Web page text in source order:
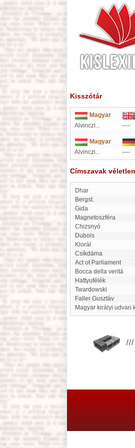
Kisszótár
Magyar
Alvinczi...
----
Magyar
Alvinczi...
----
Címszavak
Dhar
Bergst.
Gida
magnetoszféra
Chizsnyó
Dubois
klorál
Csíkdáma
Act ot Parliament
Bocca della veritá
Hattyufélék
Twardowski
Faller Gusztáv
Magyar királyi udvari